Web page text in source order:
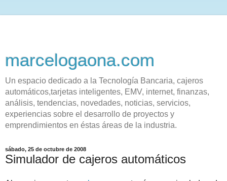
marcelogaona.com
Un espacio dedicado a la Tecnología Bancaria, cajeros
automáticos,tarjetas inteligentes, EMV, internet, finanzas,
análisis, tendencias, novedades, noticias, servicios,
experiencias sobre el desarrollo de proyectos y
emprendimientos en éstas áreas de la industria.
sábado, 25 de octubre de 2008
Simulador de cajeros automáticos